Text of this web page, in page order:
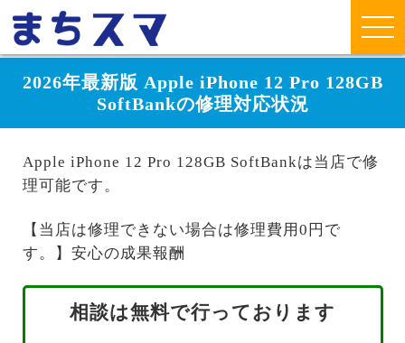
2026年最新版 Apple iPhone 12 Pro 128GB
SoftBankの修理対応状況
Apple iPhone 12 Pro 128GB SoftBankは当店で修
理可能です。
【当店は修理できない場合は修理費用0円で
す。】安心の成果報酬
相談は無料で行っております